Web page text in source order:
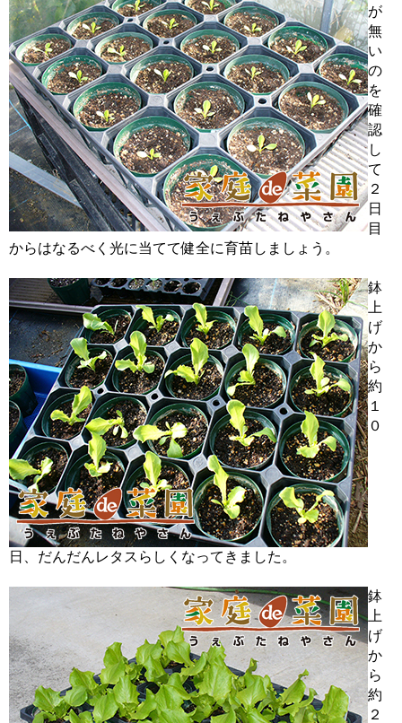
が
無
い
の
を
確
認
し
て
２
日
目
からはなるべく光に当てて健全に育苗しましょう。
鉢
上
げ
か
ら
約
１
０
日、だんだんレタスらしくなってきました。
鉢
上
げ
か
ら
約
２